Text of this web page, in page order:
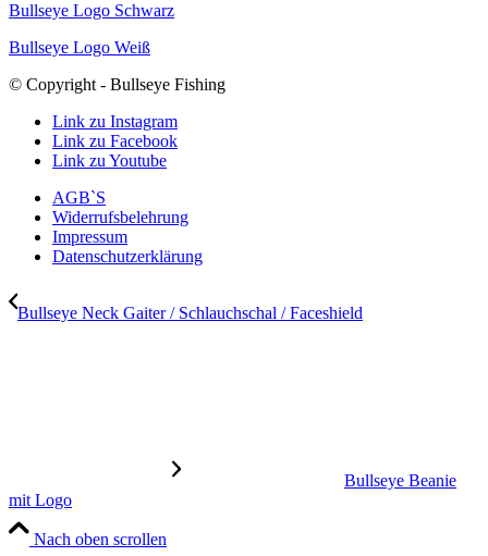
Bullseye Logo Schwarz
Bullseye Logo Weiß
© Copyright - Bullseye Fishing
Link zu Instagram
Link zu Facebook
Link zu Youtube
AGB`S
Widerrufsbelehrung
Impressum
Datenschutzerklärung
Bullseye Neck Gaiter / Schlauchschal / Faceshield
Bullseye Beanie
mit Logo
Nach oben scrollen